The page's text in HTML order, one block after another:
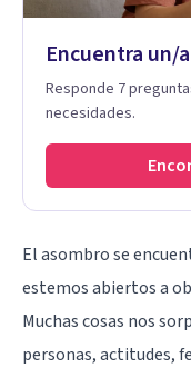
Encuentra un/
Responde 7
necesidades.
El asombro se
estemos abiertos a
Muchas cosas nos
personas, actitudes,